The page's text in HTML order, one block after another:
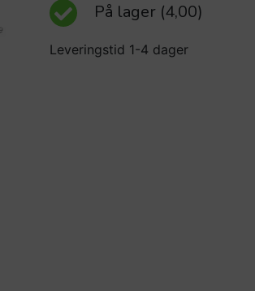
På lager (4,00)
Leveringstid 1-4 dager